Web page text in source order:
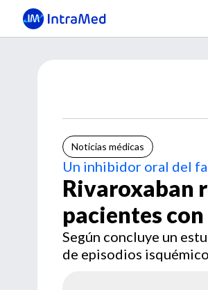
Noticias médicas
Un inhibidor oral del
Rivaroxaban
pacientes con
Según concluye un
de episodios